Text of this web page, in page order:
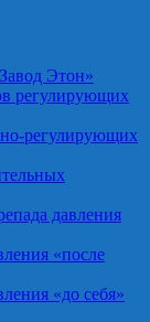
Этон»
регулирующих
регулирующих
давления
«после
«до себя»